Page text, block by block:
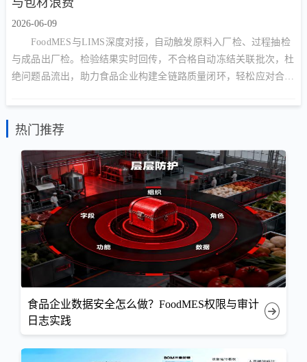
与包材浪费
2026-06-09
FoodMES与LIMS深度对接，自动触发原料入厂检、过程抽检
与成品出厂检。检验结果实时回传，不合格自动冻结关联批次，杜
绝问题品流出，助力食品企业构建全链路质量闭环，轻松应对合规
热门推荐
食品企业数据安全怎么做？FoodMES权限与审计
日志实践